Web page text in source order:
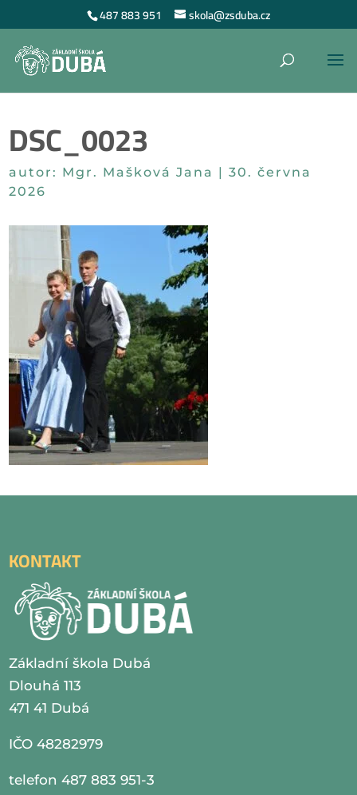
487 883 951 skola@zsduba.cz
DSC_0023
autor: Mgr. Mašková Jana |30. června
2026
KONTAKT
Základní škola Dubá
Dlouhá 113
471 41 Dubá
IČO 48282979
telefon 487 883 951-3